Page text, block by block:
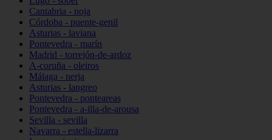
Cantabria - noja
Córdoba - puente-genil
Asturias - laviana
Pontevedra - marín
Madrid - torrejón-de-ardoz
A-coruña - oleiros
Málaga - nerja
Asturias - langreo
Pontevedra - ponteareas
Pontevedra - a-illa-de-arousa
Sevilla - sevilla
Navarra - estella-lizarra